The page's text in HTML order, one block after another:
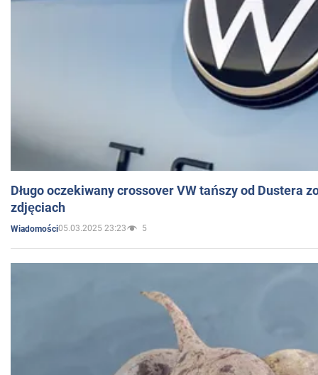
Długo oczekiwany crossover VW tańszy od Dustera
zdjęciach
Wiadomości05.03.2025 23:23 5